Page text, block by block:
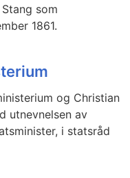
som
1861.
og Christian
utnevnelsen av
i statsråd